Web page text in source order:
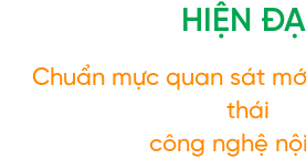
HIỆN
Chuẩn mực quan sát
thái
công nghệ